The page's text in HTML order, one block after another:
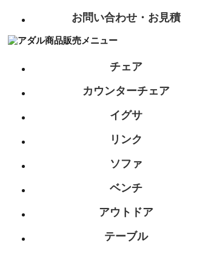
お問い合わせ・お見積
チェア
カウンターチェア
イグサ
リンク
ソファ
ベンチ
アウトドア
テーブル